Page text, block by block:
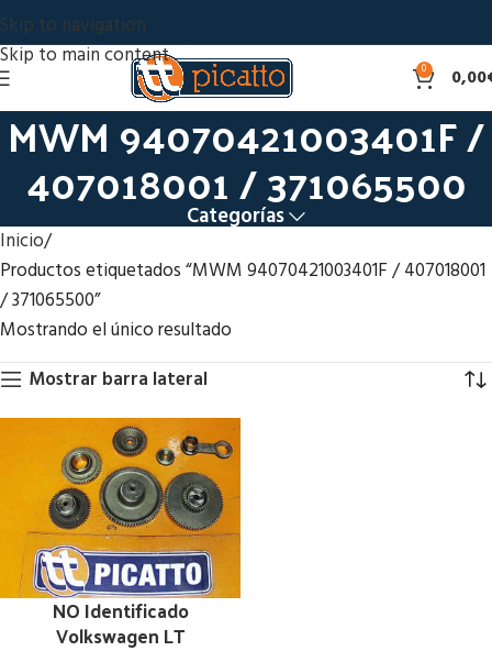
Skip to navigation
Skip to main content
0 0,00
MWM 94070421003401F /
407018001 / 371065500
Categorías
Inicio
Productos etiquetados “MWM 94070421003401F / 407018001
/ 371065500”
Mostrando el único resultado
Mostrar barra lateral
NO Identificado
Volkswagen LT